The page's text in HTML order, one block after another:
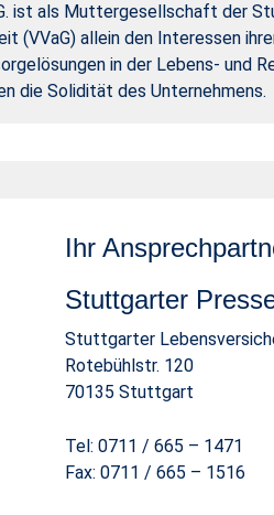
ist als Muttergesellschaft der
(VVaG) allein den Interessen
in der Lebens- und
die Solidität des Unternehmens.
Ihr
Stuttgarter
Stuttgarter
Rotebühlstr. 120
70135 Stuttgart
Tel: 0711 / 665 – 1471
Fax: 0711 / 665 – 1516